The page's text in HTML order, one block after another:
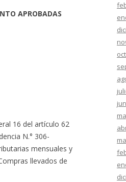
APROBADAS
16 del artículo 62
N.° 306-
mensuales y
llevados de